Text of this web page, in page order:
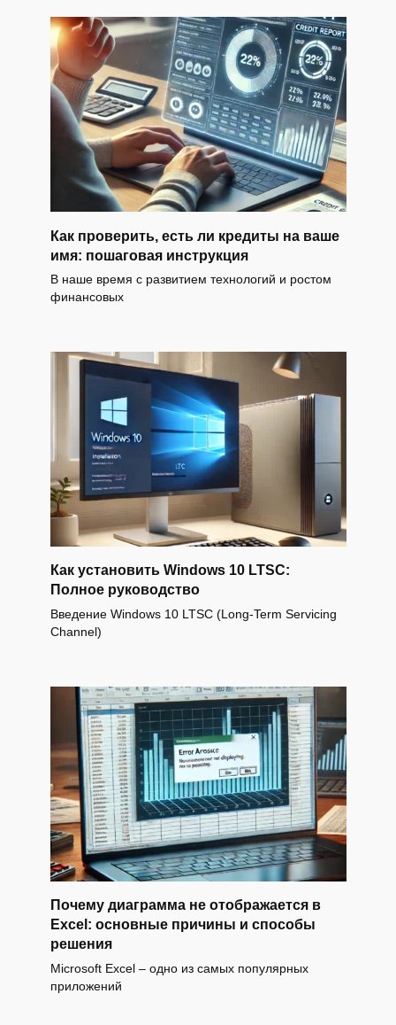
Как проверить, есть ли кредиты на ваше
имя: пошаговая инструкция
В наше время с развитием технологий и ростом
финансовых
Как установить Windows 10 LTSC:
Полное руководство
Введение Windows 10 LTSC (Long-Term Servicing
Channel)
Почему диаграмма не отображается в
Excel: основные причины и способы
решения
Microsoft Excel – одно из самых популярных
приложений